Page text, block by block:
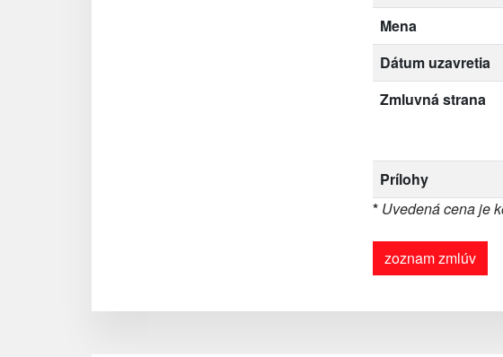
Mena
Dátum uzavretia
Zmluvná strana
Prílohy
* Uvedená cena je
zoznam zmlúv